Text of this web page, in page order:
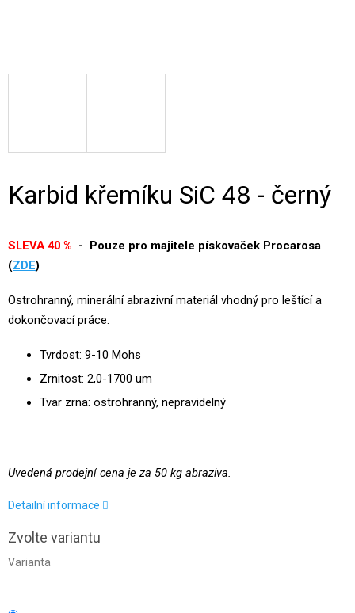
Karbid křemíku SiC 48 - černý
SLEVA 40 % - Pouze pro majitele pískovaček Procarosa
(ZDE)
Ostrohranný, minerální abrazivní materiál vhodný pro leštící a
dokončovací práce.
Tvrdost: 9-10 Mohs
Zrnitost: 2,0-1700 um
Tvar zrna: ostrohranný, nepravidelný
Uvedená prodejní cena je za 50 kg abraziva.
Detailní informace
Zvolte variantu
Varianta